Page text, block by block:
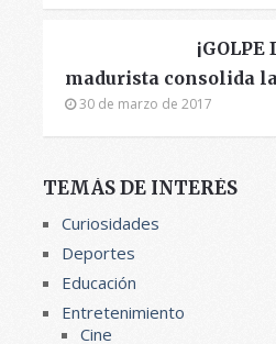
¡GOLPE
madurista consolida
30 de marzo de 2017
TEMÁS DE INTERÉS
Curiosidades
Deportes
Educación
Entretenimiento
Cine